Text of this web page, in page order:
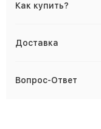
Как купить?
Доставка
Вопрос-Ответ